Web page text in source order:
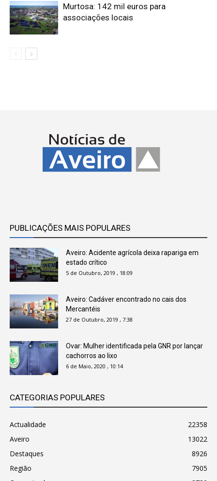
Murtosa: 142 mil euros para
associações locais
PUBLICAÇÕES MAIS POPULARES
Aveiro: Acidente agrícola deixa rapariga em
estado crítico
5 de Outubro, 2019 , 18:09
Aveiro: Cadáver encontrado no cais dos
Mercantéis
27 de Outubro, 2019 , 7:38
Ovar: Mulher identificada pela GNR por lançar
cachorros ao lixo
6 de Maio, 2020 , 10:14
CATEGORIAS POPULARES
Actualidade
22358
Aveiro
13022
Destaques
8926
Região
7905